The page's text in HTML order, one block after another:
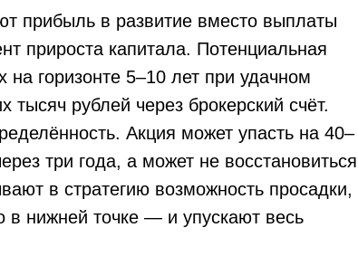
прибыль в развитие вместо выплаты
прироста капитала. Потенциальная
горизонте 5–10 лет при удачном
рублей через брокерский счёт.
Акция может упасть на 40–
три года, а может не восстановиться
в стратегию возможность просадки,
в нижней точке — и упускают весь